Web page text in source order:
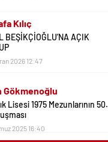
Kılıç
BEŞİKÇİOĞLU’NA AÇIK
2026 12:47
Gökmenoğlu
Lisesi 1975 Mezunlarının 50.
2025 16:40